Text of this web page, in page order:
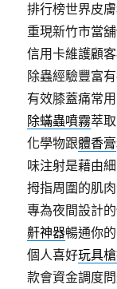
排行榜世界皮
重現新竹市當
信用卡維護顧
除蟲經驗豐富
有效膝蓋痛常
除蟎蟲噴霧萃
化學物跟體香膏
味注射是藉由
拇指周圍的肌
專為夜間設計
鼾神器暢通你
個人喜好玩具
款會資金調度